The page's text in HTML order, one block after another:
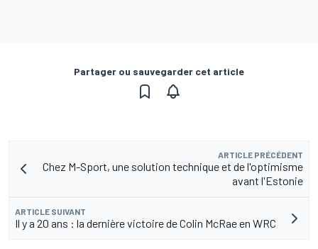
Partager ou sauvegarder cet article
ARTICLE PRÉCÉDENT
Chez M-Sport, une solution technique et de l'optimisme
avant l'Estonie
ARTICLE SUIVANT
Il y a 20 ans : la dernière victoire de Colin McRae en WRC